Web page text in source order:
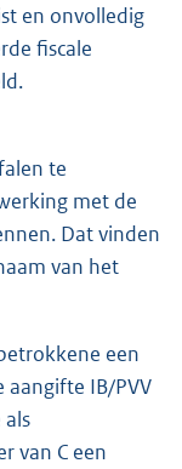
en onvolledig
fiscale
te
met de
Dat vinden
van het
een
aangifte IB/PVV
van C een